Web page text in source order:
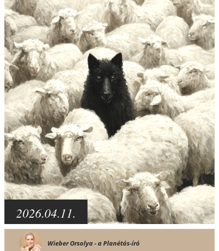
2026.04.11.
Wieber Orsolya - a Planétás-író